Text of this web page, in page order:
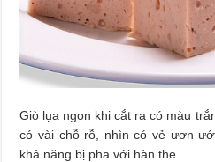
Giò lụa ngon khi cắt ra có màu
có vài chỗ rỗ, nhìn có vẻ ươn
khả năng bị pha với hàn the